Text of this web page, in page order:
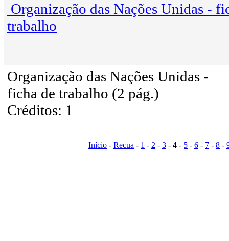
Organização das Nações Unidas -
trabalho
Organização das Nações Unidas -
ficha de trabalho (2 pág.)
Créditos: 1
Início - Recua - 1 - 2 - 3 - 4 - 5 - 6 - 7 - 8 -